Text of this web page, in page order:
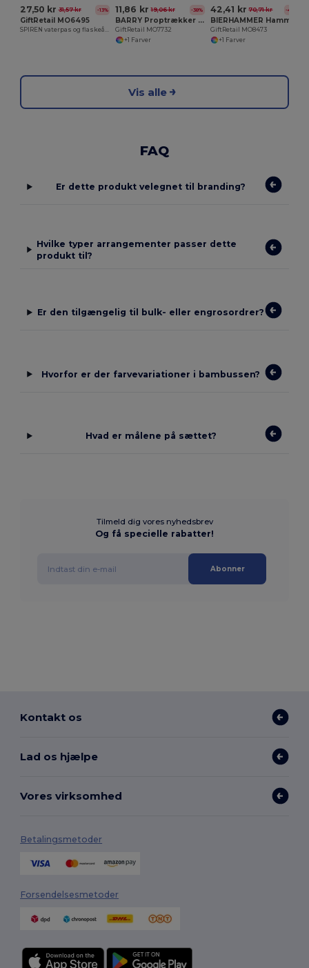
27,50 kr 31,57 kr -13%
GiftRetail MO6495
SPIREN vaterpas og flaskeåbner
11,86 kr 19,06 kr -38%
BARRY Proptrækker i rustfrit stål
GiftRetail MO7732
+1 Farver
42,41 kr 70,71 kr -40%
GiftRetail MO8473
+1 Farver
Vis alle
FAQ
Er dette produkt velegnet til branding?
Hvilke typer arrangementer passer dette
produkt til?
Er den tilgængelig til bulk- eller engrosordrer?
Hvorfor er der farvevariationer i bambussen?
Hvad er målene på sættet?
Tilmeld dig vores nyhedsbrev
Og få specielle rabatter!
Abonner
Kontakt os
Lad os hjælpe
Vores virksomhed
Betalingsmetoder
Forsendelsesmetoder